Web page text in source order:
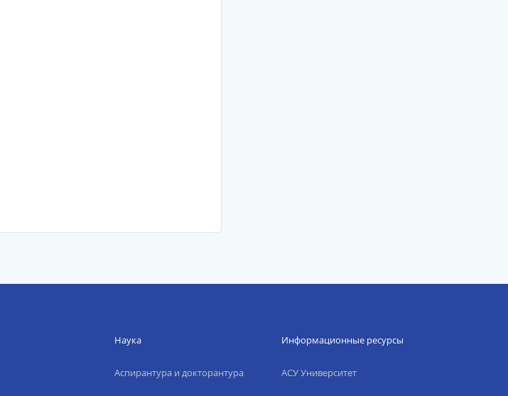
Наука
Аспирантура и докторантура
Информационные ресурсы
АСУ Университет